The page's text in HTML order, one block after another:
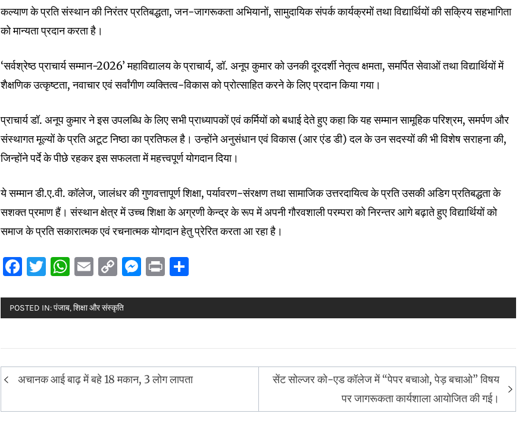
कल्याण के प्रति संस्थान की निरंतर प्रतिबद्धता, जन-जागरूकता अभियानों, सामुदायिक संपर्क कार्यक्रमों तथा विद्यार्थियों की सक्रिय सहभागिता
को मान्यता प्रदान करता है।
‘सर्वश्रेष्ठ प्राचार्य सम्मान-2026’ महाविद्यालय के प्राचार्य, डॉ. अनूप कुमार को उनकी दूरदर्शी नेतृत्व क्षमता, समर्पित सेवाओं तथा विद्यार्थियों में
शैक्षणिक उत्कृष्टता, नवाचार एवं सर्वांगीण व्यक्तित्व-विकास को प्रोत्साहित करने के लिए प्रदान किया गया।
प्राचार्य डॉ. अनूप कुमार ने इस उपलब्धि के लिए सभी प्राध्यापकों एवं कर्मियों को बधाई देते हुए कहा कि यह सम्मान सामूहिक परिश्रम, समर्पण और
संस्थागत मूल्यों के प्रति अटूट निष्ठा का प्रतिफल है। उन्होंने अनुसंधान एवं विकास (आर एंड डी) दल के उन सदस्यों की भी विशेष सराहना की,
जिन्होंने पर्दे के पीछे रहकर इस सफलता में महत्त्वपूर्ण योगदान दिया।
ये सम्मान डी.ए.वी. कॉलेज, जालंधर की गुणवत्तापूर्ण शिक्षा, पर्यावरण-संरक्षण तथा सामाजिक उत्तरदायित्व के प्रति उसकी अडिग प्रतिबद्धता के
सशक्त प्रमाण हैं। संस्थान क्षेत्र में उच्च शिक्षा के अग्रणी केन्द्र के रूप में अपनी गौरवशाली परम्परा को निरन्तर आगे बढ़ाते हुए विद्यार्थियों को
समाज के प्रति सकारात्मक एवं रचनात्मक योगदान हेतु प्रेरित करता आ रहा है।
Facebook
Twitter
WhatsApp
Email
CopyMessenger
Print
POSTED IN:पंजाब,शिक्षा और संस्कृति
Post
अचानक आई बाढ़ में बहे 18 मकान, 3 लोग लापता
सेंट सोल्जर को-एड कॉलेज में “पेपर बचाओ, पेड़ बचाओ” विषय
पर जागरूकता कार्यशाला आयोजित की गई।